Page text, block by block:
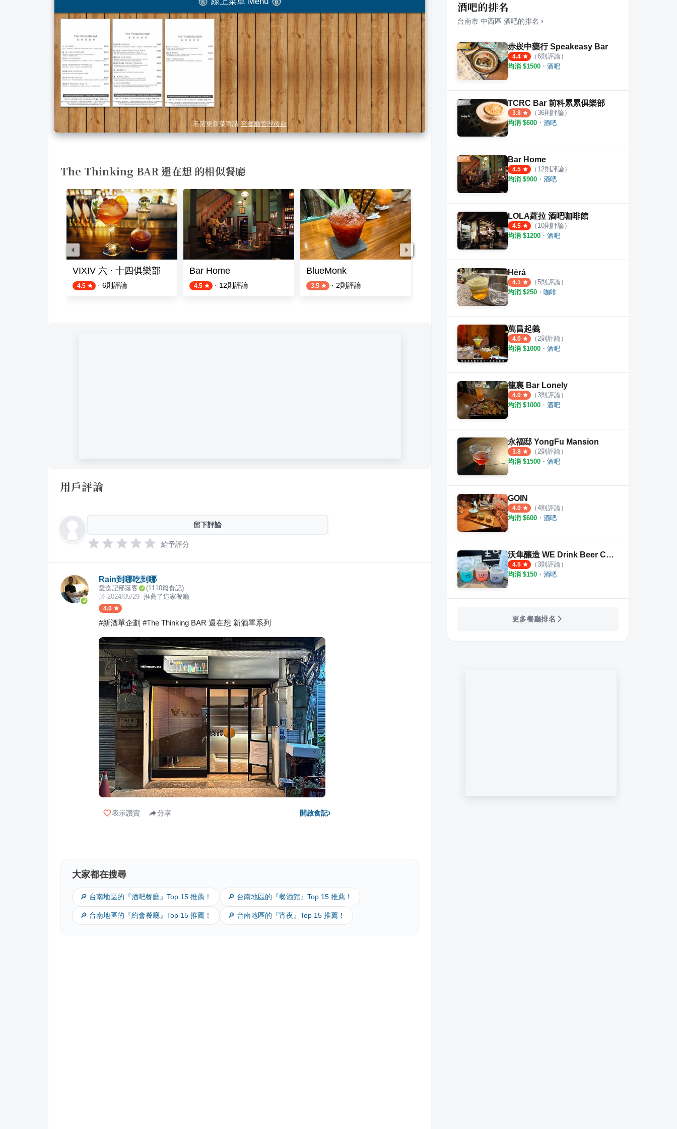
若需更新菜單請 至餐廳管理後台
The Thinking BAR 還在想 的相似餐廳
VIXIV 六 · 十四俱樂部
4.5 · 6則評論
Bar Home
4.5 · 12則評論
BlueMonk
3.5 · 2則評論
Bar Alter
則評論 4.0
用戶評論
留下評論
給予評分
Rain到哪吃到哪
愛食記部落客 (1110篇食記)
於 2024/05/29 推薦了這家餐廳
4.0
#新酒單企劃 #The Thinking BAR 還在想 新酒單系列
表示讚賞 分享 開啟食記›
大家都在搜尋
🔎 台南地區的『酒吧餐廳』Top 15 推薦！ 🔎 台南地區的『餐酒館』Top 15 推薦！
🔎 台南地區的『約會餐廳』Top 15 推薦！ 🔎 台南地區的『宵夜』Top 15 推薦！
酒吧的排名
台南市 中西區 酒吧的排名 ›
赤崁中藥行 Speakeasy Bar
4.4 （6則評論）
均消 $1500 ・ 酒吧
TCRC Bar 前科累累俱樂部
3.8 （36則評論）
均消 $600 ・ 酒吧
Bar Home
4.5 （ 12則評論）
均消 $900 ・ 酒吧
LOLA蘿拉 酒吧咖啡館
4.5 （ 10則評論）
均消 $1200 ・ 酒吧
Hērá
4.1 （5則評論）
均消 $250 ・ 咖啡
萬昌起義
4.0 （ 2則評論）
均消 $1000 ・ 酒吧
籠裏 Bar Lonely
4.0 （3則評論）
均消 $1000 ・ 酒吧
永福邸 YongFu Mansion
3.8 （ 2則評論）
均消 $1500 ・ 酒吧
GOIN
4.0 （4則評論）
均消 $600 ・ 酒吧
沃隼釀造 WE Drink Beer Company
4.5 （3則評論）
均消 $150 ・ 酒吧
更多餐廳排名